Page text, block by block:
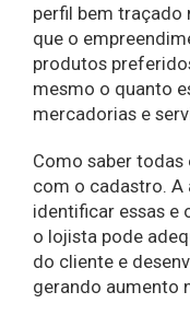
perfil bem
que o
produtos
mesmo o quanto
mercadorias e
Como saber
com o cadastro. A
identificar essas e
o lojista pode
do cliente e
gerando aumento